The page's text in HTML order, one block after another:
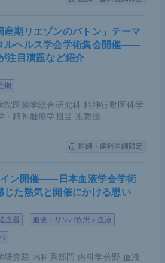
告によると、BKウイルス腎症
路上皮がん発症リスクは、腎症
の2.2倍とされており、多少注
んの治療は一般的な患者の治療
能低下や、全摘手術を実施す
損傷には注意が必要だ。
設における9例と他施設にお
よると、腎移植患者における膀
路上皮がんの年齢標準化率（AS
比較してそれぞれ25.5倍と129.
産期リエゾンのバトン」テーマ
ルヘルス学会学術集会開催――
注目演題など紹介
期
院医歯学総合研究科 精神行動医科学
・精神腫瘍学担当 准教授
医師・歯科医師限定
ン開催――日本血液学会学術
じた熱気と開催にかける思い
血器 血液・リンパ疾患＞血液
研究院 内科系部門 内科学分野 血液